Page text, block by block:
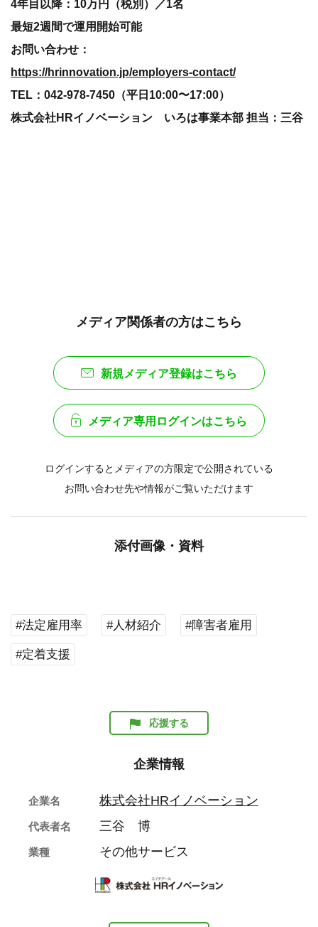
4年目以降：10万円（税別）／1名
最短2週間で運用開始可能
お問い合わせ：
https://hrinnovation.jp/employers-contact/
TEL：042-978-7450（平日10:00〜17:00）
株式会社HRイノベーション いろは事業本部 担当：三谷
メディア関係者の方はこちら
新規メディア登録はこちら
メディア専用ログインはこちら
ログインするとメディアの方限定で公開されている
お問い合わせ先や情報がご覧いただけます
添付画像・資料
#法定雇用率 #人材紹介 #障害者雇用
#定着支援
応援する
企業情報
企業名 株式会社HRイノベーション
代表者名 三谷 博
業種 その他サービス